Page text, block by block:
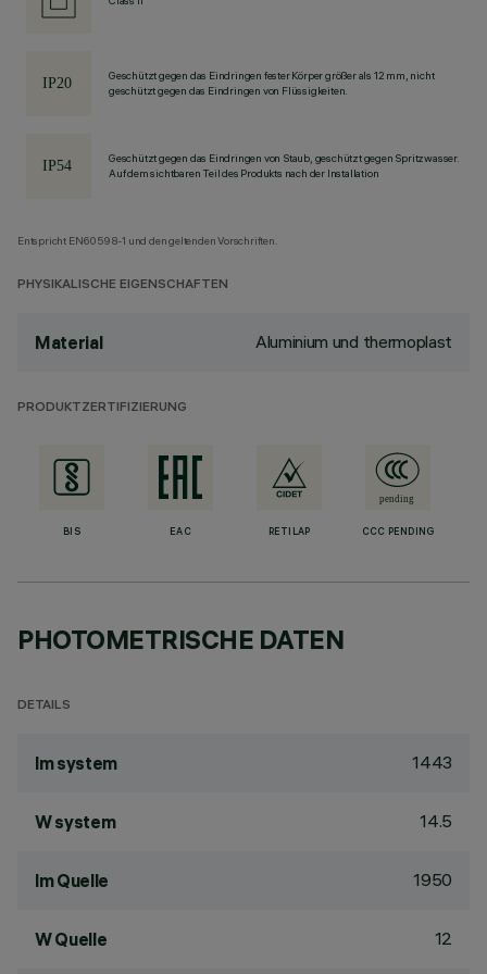
Geschützt gegen das Eindringen fester Körper größer als 12 mm, nicht
geschützt gegen das Eindringen von Flüssigkeiten.
Geschützt gegen das Eindringen von Staub, geschützt gegen Spritzwasser.
Auf dem sichtbaren Teil des Produkts nach der Installation
Entspricht EN60598-1 und den geltenden Vorschriften.
PHYSIKALISCHE EIGENSCHAFTEN
Material Aluminium und thermoplast
PRODUKTZERTIFIZIERUNG
BIS EAC RETILAP CCC PENDING
PHOTOMETRISCHE DATEN
DETAILS
lm system 1443
W system 14.5
lm Quelle 1950
W Quelle 12